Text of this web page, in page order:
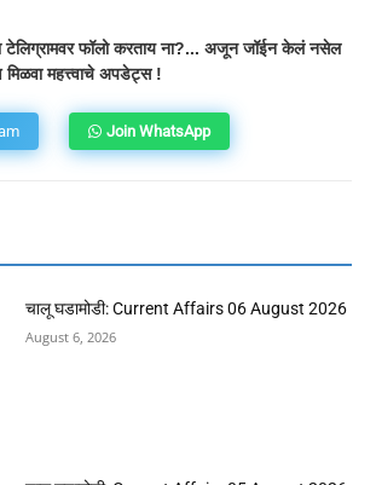
टेलिग्रामवर फॉलो करताय ना?... अजून जॉईन केलं नसेल
महत्त्वाचे अपडेट्स !
Join WhatsApp
चालू घडामोडी: Current Affairs 06 August 2026
August 6, 2026